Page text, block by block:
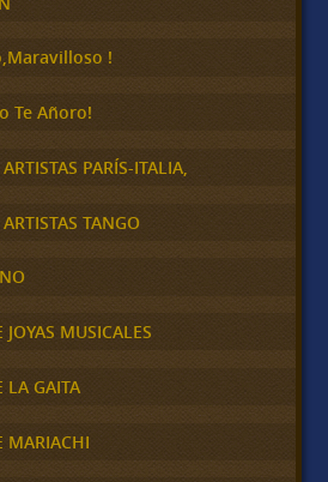
!
Te Añoro!
PARÍS-ITALIA,
TANGO
MUSICALES
LA GAITA
MARIACHI